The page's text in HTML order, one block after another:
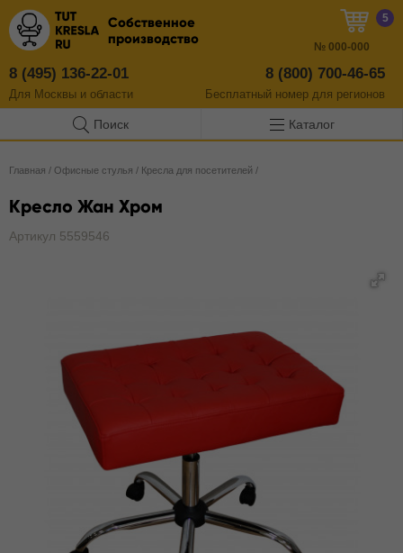
Собственное
производство
8 (495) 136-22-01
Для Москвы и области
8 (800) 700-46-65
Бесплатный номер для регионов
5
№ 000-000
Поиск Каталог
Главная / Офисные стулья / Кресла для посетителей /
Кресло Жан Хром
Артикул 5559546